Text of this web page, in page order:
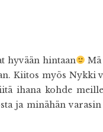
hyvään hintaan
Kiitos myös Nykki
ihana kohde
ja minähän